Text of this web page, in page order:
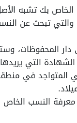
بك تشبه
تبحث عن
المحفوظات،
التي
المتواجد في
النسب الخاص